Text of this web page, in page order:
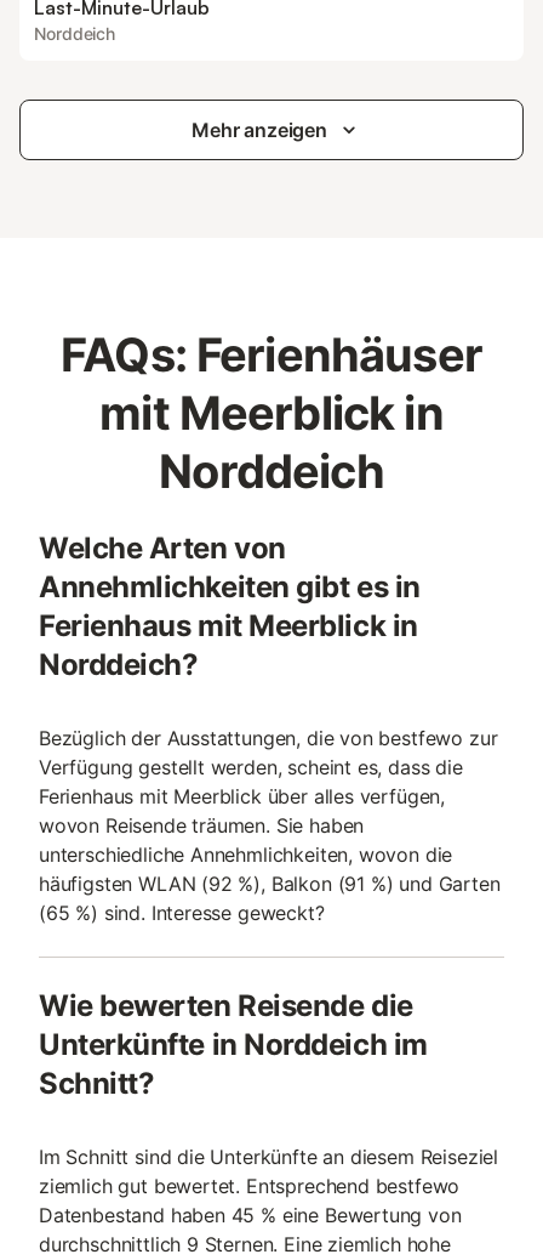
Last-Minute-Urlaub
Norddeich
Mehr anzeigen
FAQs: Ferienhäuser
mit Meerblick in
Norddeich
Welche Arten von
Annehmlichkeiten gibt es in
Ferienhaus mit Meerblick in
Norddeich?
Bezüglich der Ausstattungen, die von bestfewo zur
Verfügung gestellt werden, scheint es, dass die
Ferienhaus mit Meerblick über alles verfügen,
wovon Reisende träumen. Sie haben
unterschiedliche Annehmlichkeiten, wovon die
häufigsten WLAN (92 %), Balkon (91 %) und Garten
(65 %) sind. Interesse geweckt?
Wie bewerten Reisende die
Unterkünfte in Norddeich im
Schnitt?
Im Schnitt sind die Unterkünfte an diesem Reiseziel
ziemlich gut bewertet. Entsprechend bestfewo
Datenbestand haben 45 % eine Bewertung von
durchschnittlich 9 Sternen. Eine ziemlich hohe